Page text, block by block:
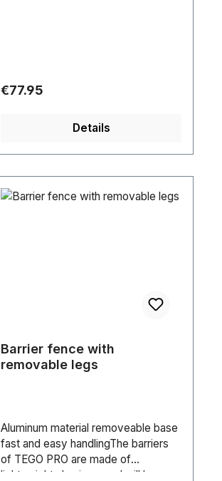
mGrundplatte Durchmesser: 345
Regular price:
€77.95
Details
Barrier fence with
removable legs
Aluminum material removeable base
fast and easy handlingThe barriers
of TEGO PRO are made of
lightweight aluminum and will be